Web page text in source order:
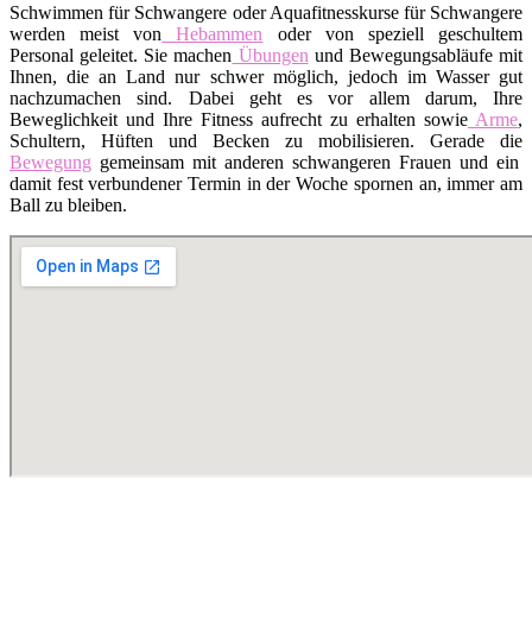
Schwimmen für Schwangere oder Aquafitnesskurse für Schwangere
werden meist von Hebammen oder von speziell geschultem
Personal geleitet. Sie machen Übungen und Bewegungsabläufe mit
Ihnen, die an Land nur schwer möglich, jedoch im Wasser gut
nachzumachen sind. Dabei geht es vor allem darum, Ihre
Beweglichkeit und Ihre Fitness aufrecht zu erhalten sowie Arme,
Schultern, Hüften und Becken zu mobilisieren. Gerade die
Bewegung gemeinsam mit anderen schwangeren Frauen und ein
damit fest verbundener Termin in der Woche spornen an, immer am
Ball zu bleiben.